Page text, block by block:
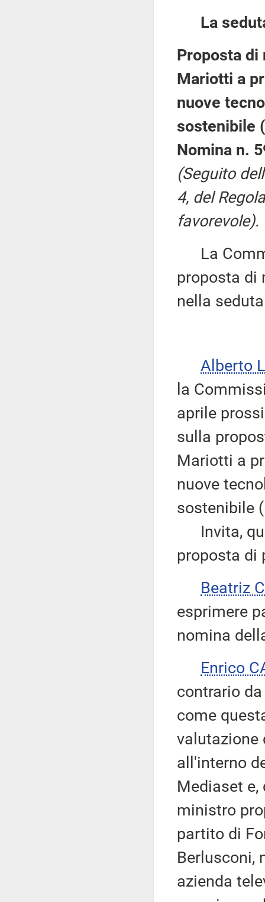
La
Proposta di
Mariotti a
nuove
sostenibile
Nomina n.
(Seguito
4, del
favorevole).
La
proposta di
nella
Alberto
la
aprile
sulla
Mariotti a
nuove
sostenibile
Invita,
proposta di
Beatriz
esprimere
nomina
Enrico
contrario
come
valutazione
all'interno
Mediaset
ministro
partito di
Berlusconi,
azienda